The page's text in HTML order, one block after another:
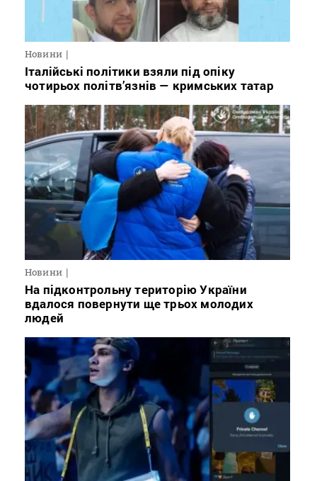
Новини
Італійські політики взяли під опіку
чотирьох політв’язнів — кримських татар
Новини
На підконтрольну територію України
вдалося повернути ще трьох молодих
людей